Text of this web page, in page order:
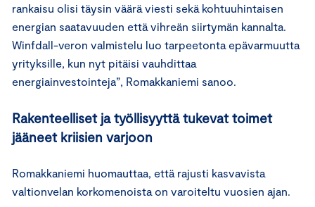
rankaisu olisi täysin väärä viesti sekä kohtuuhintaisen
energian saatavuuden että vihreän siirtymän kannalta.
Winfdall-veron valmistelu luo tarpeetonta epävarmuutta
yrityksille, kun nyt pitäisi vauhdittaa
energiainvestointeja”, Romakkaniemi sanoo.
Rakenteelliset ja työllisyyttä tukevat toimet
jääneet kriisien varjoon
Romakkaniemi huomauttaa, että rajusti kasvavista
valtionvelan korkomenoista on varoiteltu vuosien ajan.